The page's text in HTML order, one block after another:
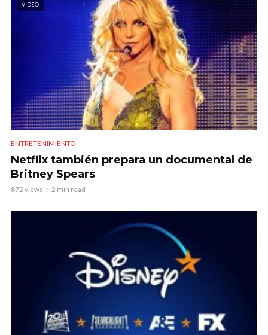
VIDEO
ENTRETENIMIENTO
Netflix también prepara un documental de
Britney Spears
872 views 2 min read